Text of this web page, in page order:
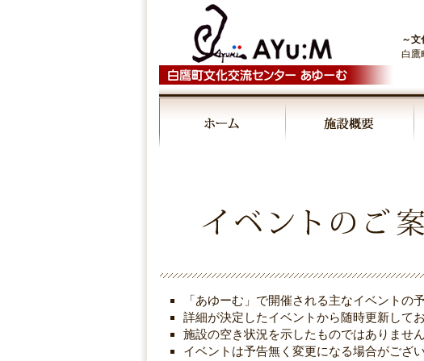
～文
白鷹
「あゆーむ」で開催される主なイベントの
詳細が決定したイベントから随時更新してお
施設の空き状況を示したものではありません
イベントは予告無く変更になる場合がござい
04:00